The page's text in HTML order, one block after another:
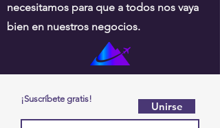
necesitamos para que a todos nos vaya
bien en nuestros negocios.
¡Suscríbete gratis!
Unirse